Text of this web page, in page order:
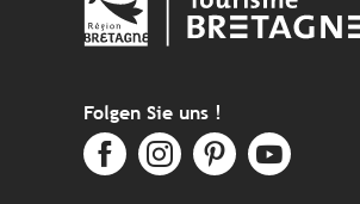
Folgen Sie uns !